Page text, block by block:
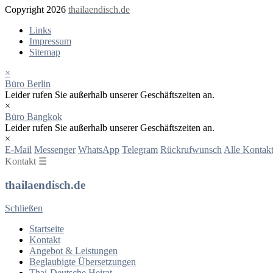
Copyright 2026 thailaendisch.de
Links
Impressum
Sitemap
×
Büro Berlin
Leider rufen Sie außerhalb unserer Geschäftszeiten an.
×
Büro Bangkok
Leider rufen Sie außerhalb unserer Geschäftszeiten an.
×
E-Mail Messenger WhatsApp Telegram Rückrufwunsch Alle
Kontakt ☰
thailaendisch.de
Schließen
Startseite
Kontakt
Angebot & Leistungen
Beglaubigte Übersetzungen